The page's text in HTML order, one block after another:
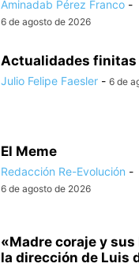
Aminadab Pérez Franco -
6 de agosto de 2026
Actualidades finitas
Julio Felipe Faesler - 6 de
El Meme
Redacción Re-Evolución -
6 de agosto de 2026
«Madre coraje y
la dirección de Luis